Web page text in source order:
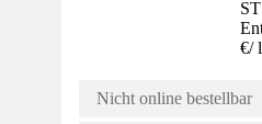
ST
€/ l
Nicht online bestellbar